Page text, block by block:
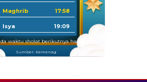
Maghrib 17:58
Isya 19:09
waktu sholat berikutnya hari ini.
Sumber: Kemenag